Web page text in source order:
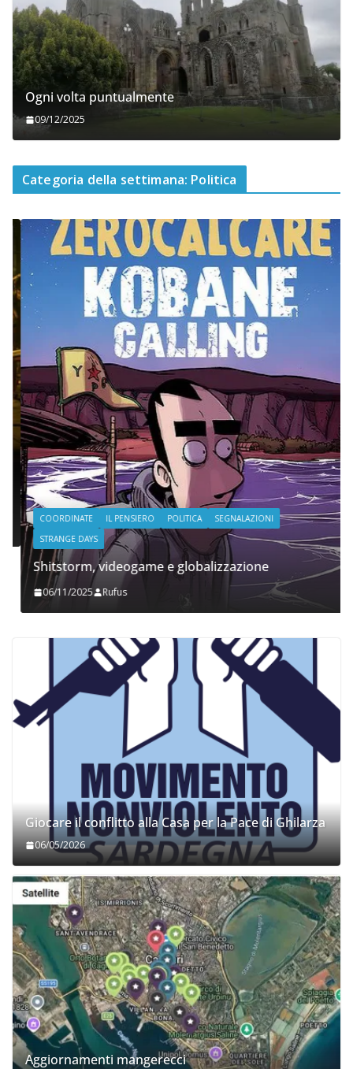
Ogni volta puntualmente
09/12/2025
Categoria della settimana: Politica
COORDINATE IL PENSIERO POLITICA
SEGNALAZIONI
STRANGE DAYS
Shitstorm, videogame e globalizzazione
06/11/2025 Rufus
Giocare il conflitto alla Casa per la Pace di Ghilarza
06/05/2026
Aggiornamenti mangerecci